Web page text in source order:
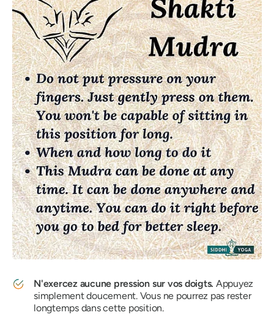
N'exercez aucune pression sur vos doigts. Appuyez
simplement doucement. Vous ne pourrez pas rester
longtemps dans cette position.